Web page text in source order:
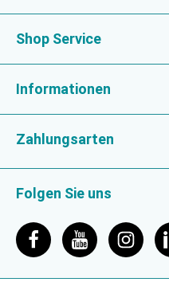
Shop Service
Informationen
Zahlungsarten
Folgen Sie uns